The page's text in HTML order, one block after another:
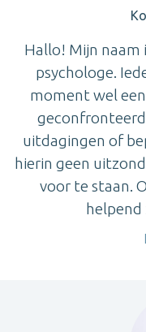
Hallo! Mijn naam
psychologe.
moment wel
uitdagingen of
hierin geen
voor te staan.
helpend